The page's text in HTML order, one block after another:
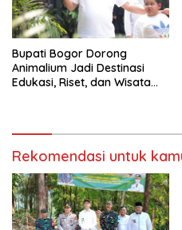
Bupati Bogor Dorong
Animalium Jadi Destinasi
Edukasi, Riset, dan Wisata
Rekomendasi untuk